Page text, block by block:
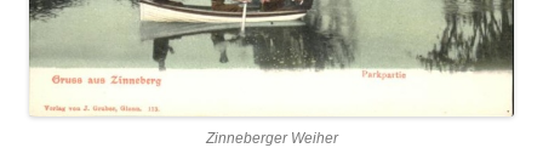
Zinneberger Weiher